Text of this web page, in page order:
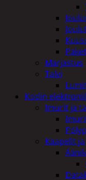
Marjastus
Talvi
Kodin
Imurit ja
Kaapelit